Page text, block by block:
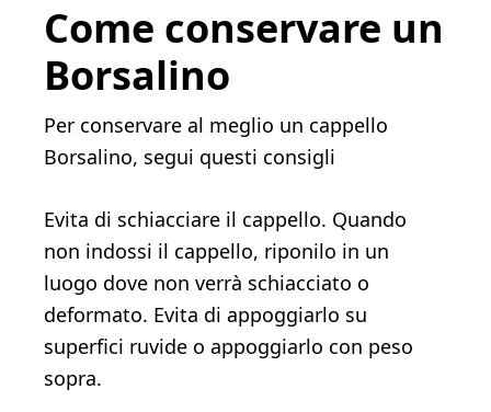
Come conservare un
Borsalino
Per conservare al meglio un cappello
Borsalino, segui questi consigli
Evita di schiacciare il cappello. Quando
non indossi il cappello, riponilo in un
luogo dove non verrà schiacciato o
deformato. Evita di appoggiarlo su
superfici ruvide o appoggiarlo con peso
sopra.